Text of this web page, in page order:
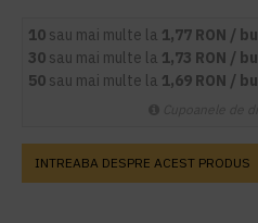
10 sau mai multe la 1,77 RON /
30 sau mai multe la 1,73 RON /
50 sau mai multe la 1,69 RON /
INTREABA DESPRE ACEST PRODUS